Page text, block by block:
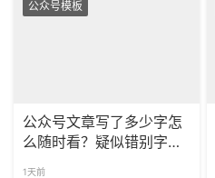
公众号模板
公众号文章写了多少字怎
么随时看？疑似错别字能
1天前